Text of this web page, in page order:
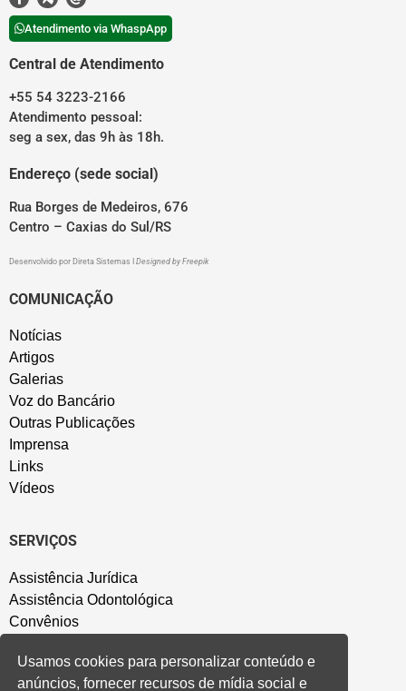
Atendimento via WhaspApp
Central de Atendimento
+55 54 3223-2166
Atendimento pessoal:
seg a sex, das 9h às 18h.
Endereço (sede social)
Rua Borges de Medeiros, 676
Centro – Caxias do Sul/RS
Desenvolvido por Direta Sistemas Designed by Freepik
COMUNICAÇÃO
Notícias
Artigos
Galerias
Voz do Bancário
Outras Publicações
Imprensa
Links
Vídeos
SERVIÇOS
Assistência Jurídica
Assistência Odontológica
Convênios
Salão de Festa
Política de Privacidade
Usamos cookies para personalizar conteúdo e
anúncios, fornecer recursos de mídia social e